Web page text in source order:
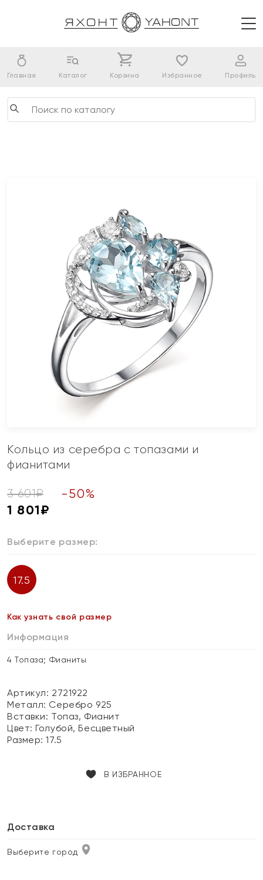
Главная Каталог Корзина Избранное Профиль
Кольцо из серебра с топазами и
фианитами
3 601₽ -50%
1 801₽
Выберите размер:
17.5
Как узнать свой размер
Информация
4 Топаза; Фианиты
Артикул: 2721922
Металл: Серебро 925
Вставки: Топаз, Фианит
Цвет:Голубой, Бесцветный
Размер:17.5
В ИЗБРАННОЕ
Доставка
Выберите город